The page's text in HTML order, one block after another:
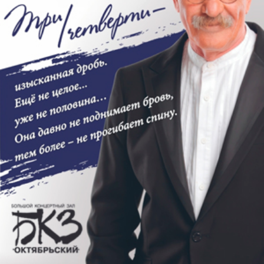
ужасающе-красивая змея…
Это захватывающее фантастическое
приключение для всей семьи, которое даст фору
любым американским горкам.
Возрастное ограничение: 6+
Рекомендовано детям от 6 лет до 16 лет